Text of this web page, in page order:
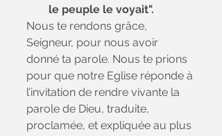
le peuple le voyait".
Nous te rendons grâce,
Seigneur, pour nous avoir
donné ta parole. Nous te prions
pour que notre Eglise réponde à
l’invitation de rendre vivante la
parole de Dieu, traduite,
proclamée, et expliquée au plus